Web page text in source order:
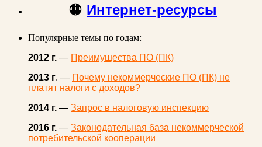
🟠 Интернет-ресурсы
Популярные темы по годам:
2012 г. — Преимущества ПО (ПК)
2013 г. — Почему некоммерческие ПО (ПК) не
платят налоги с доходов?
2014 г. — Запрос в налоговую инспекцию
2016 г. — Законодательная база некоммерческой
потребительской кооперации